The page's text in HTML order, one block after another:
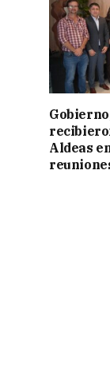
Aldeas